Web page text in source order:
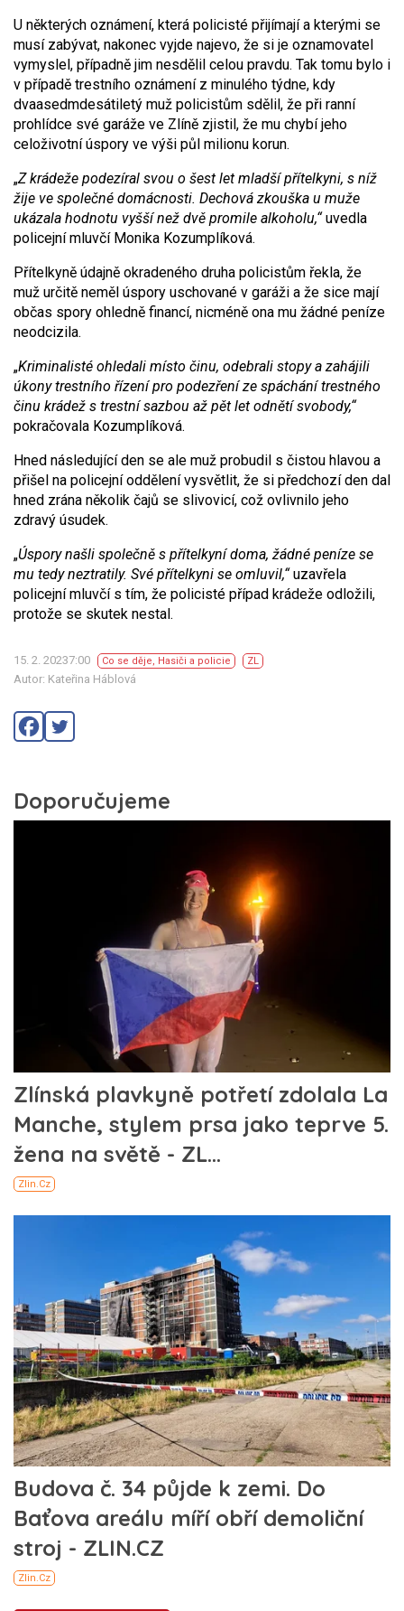
U některých oznámení, která policisté přijímají a kterými se
musí zabývat, nakonec vyjde najevo, že si je oznamovatel
vymyslel, případně jim nesdělil celou pravdu. Tak tomu bylo i
v případě trestního oznámení z minulého týdne, kdy
dvaasedmdesátiletý muž policistům sdělil, že při ranní
prohlídce své garáže ve Zlíně zjistil, že mu chybí jeho
celoživotní úspory ve výši půl milionu korun.
„Z krádeže podezíral svou o šest let mladší přítelkyni, s níž
žije ve společné domácnosti. Dechová zkouška u muže
ukázala hodnotu vyšší než dvě promile alkoholu,“uvedla
policejní mluvčí Monika Kozumplíková.
Přítelkyně údajně okradeného druha policistům řekla, že
muž určitě neměl úspory uschované v garáži a že sice mají
občas spory ohledně financí, nicméně ona mu žádné peníze
neodcizila.
„Kriminalisté ohledali místo činu, odebrali stopy a zahájili
úkony trestního řízení pro podezření ze spáchání trestného
činu krádež s trestní sazbou až pět let odnětí svobody,“
pokračovala Kozumplíková.
Hned následující den se ale muž probudil s čistou hlavou a
přišel na policejní oddělení vysvětlit, že si předchozí den dal
hned zrána několik čajů se slivovicí, což ovlivnilo jeho
zdravý úsudek.
„Úspory našli společně s přítelkyní doma, žádné peníze se
mu tedy neztratily. Své přítelkyni se omluvil,“uzavřela
policejní mluvčí s tím, že policisté případ krádeže odložili,
protože se skutek nestal.
15. 2. 20237:00 Co se děje, Hasiči a policie ZL
Autor: Kateřina Háblová